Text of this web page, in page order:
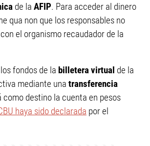
de la AFIP. Para acceder al dinero
qua non que los responsables no
el organismo recaudador de la
fondos de la billetera virtual de la
mediante una transferencia
como destino la cuenta en pesos
haya sido declarada por el